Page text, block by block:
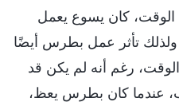
كان يسوع يعمل
تأثر عمل بطرس أيضًا
رغم أنه لم يكن قد
عندما كان بطرس يعظ،